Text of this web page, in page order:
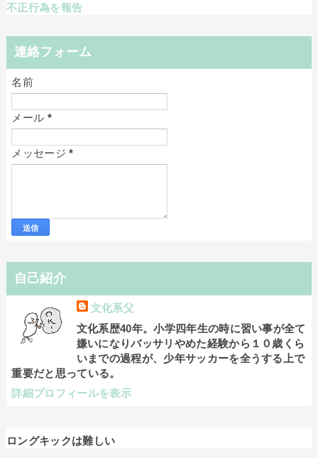
不正行為を報告
連絡フォーム
名前
メール *
メッセージ*
自己紹介
文化系父
文化系歴40年。小学四年生の時に習い事が全て
嫌いになりバッサリやめた経験から１０歳くら
いまでの過程が、少年サッカーを全うする上で
重要だと思っている。
詳細プロフィールを表示
ロングキックは難しい